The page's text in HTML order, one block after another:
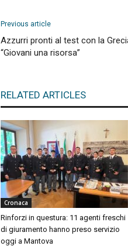
Previous article
Azzurri pronti al test con la
“Giovani una risorsa”
RELATED ARTICLES
Cronaca
Rinforzi in questura: 11 agenti freschi
di giuramento hanno preso servizio
oggi a Mantova